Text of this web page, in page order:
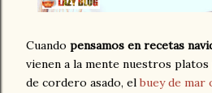
Cuando pensamos en recetas
vienen a la mente nuestros
de cordero asado, elbuey de mar